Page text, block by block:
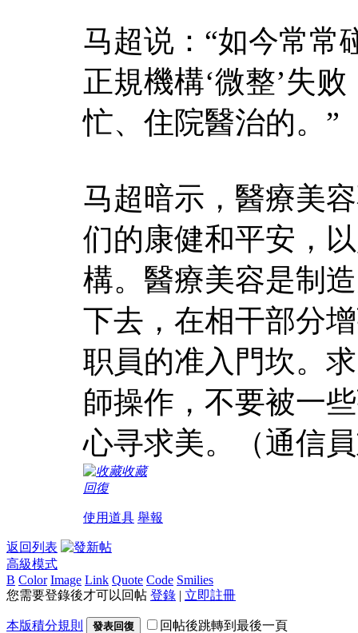
马超说：“如今常常
正規機構‘微整’失
忙、住院醫治的。”
马超暗示，醫療美
们的康健和平安，
構。醫療美容是制
下去，在相干部分
职員的准入門坎。
師操作，不要被一
心寻求美。（通信
收藏
回復
使用道具 舉報
返回列表
高級模式
B Color Image Link Quote Code Smilies
您需要登錄後才可以回帖 登錄 | 立即註冊
本版積分規則 發表回復 回帖後跳轉到最後一頁